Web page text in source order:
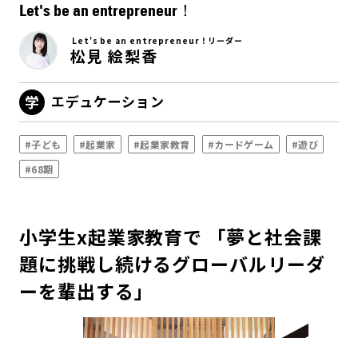
Let's be an entrepreneur！
Let's be an entrepreneur！リーダー
松見 絵梨香
エデュケーション
#子ども #起業家 #起業家教育 #カードゲーム
#遊び
#68期
小学生x起業家教育で 「夢と社会課
題に挑戦し続けるグローバルリーダ
ーを輩出する」